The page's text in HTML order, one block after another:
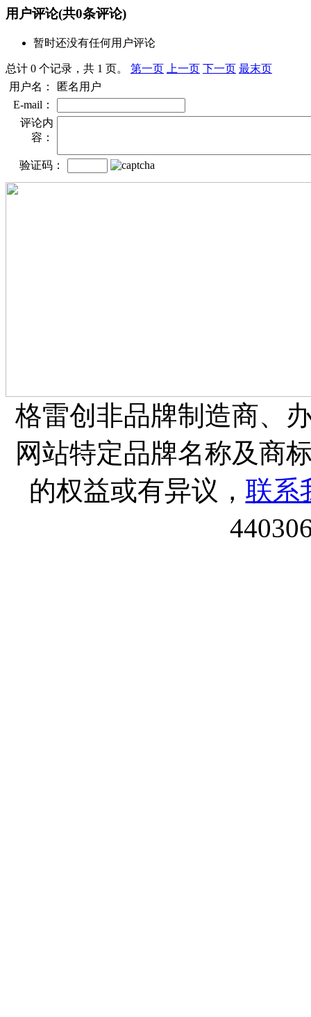
用户评论(共0条评论)
暂时还没有任何用户评论
总计 0 个记录，共 1 页。 第一页 上一页 下一页 最末页
用户名：
匿名用户
E-mail：
评论内
容：
验证码：
格雷创非品牌制造商、
网站特定品牌名称及商
的权益或有异议， 联系